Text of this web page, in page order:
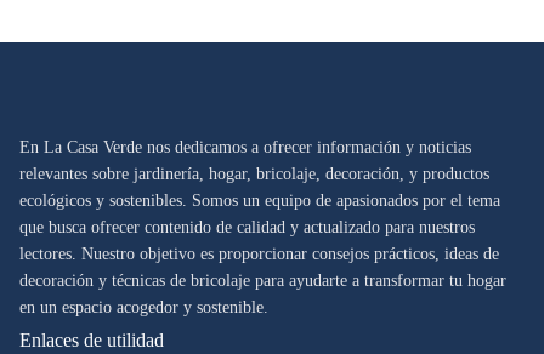
En La Casa Verde nos dedicamos a ofrecer información y noticias
relevantes sobre jardinería, hogar, bricolaje, decoración, y productos
ecológicos y sostenibles. Somos un equipo de apasionados por el tema
que busca ofrecer contenido de calidad y actualizado para nuestros
lectores. Nuestro objetivo es proporcionar consejos prácticos, ideas de
decoración y técnicas de bricolaje para ayudarte a transformar tu hogar
en un espacio acogedor y sostenible.
Enlaces de utilidad